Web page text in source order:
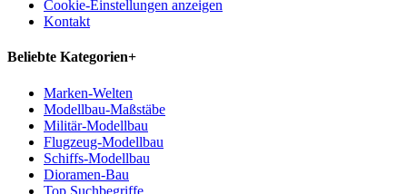
Cookie-Einstellungen anzeigen
Kontakt
Beliebte Kategorien+
Marken-Welten
Modellbau-Maßstäbe
Militär-Modellbau
Flugzeug-Modellbau
Schiffs-Modellbau
Dioramen-Bau
Top Suchbegriffe